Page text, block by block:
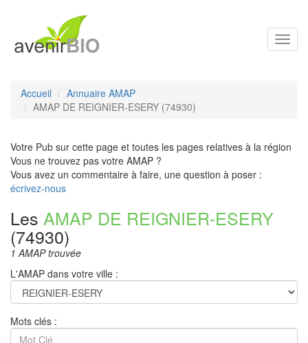
Accueil
Annuaire AMAP
AMAP DE REIGNIER-ESERY (74930)
Votre Pub sur cette page et toutes les pages relatives à la région
Vous ne trouvez pas votre AMAP ?
Vous avez un commentaire à faire, une question à poser :
écrivez-nous
Les AMAP DE REIGNIER-ESERY
(74930)
1 AMAP trouvée
L'AMAP dans votre ville :
Mots clés :